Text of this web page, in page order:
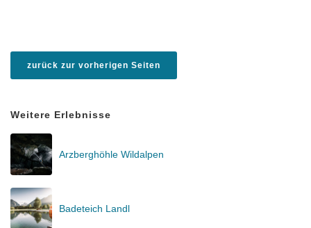
zurück zur vorherigen Seiten
Weitere Erlebnisse
Arzberghöhle Wildalpen
Badeteich Landl